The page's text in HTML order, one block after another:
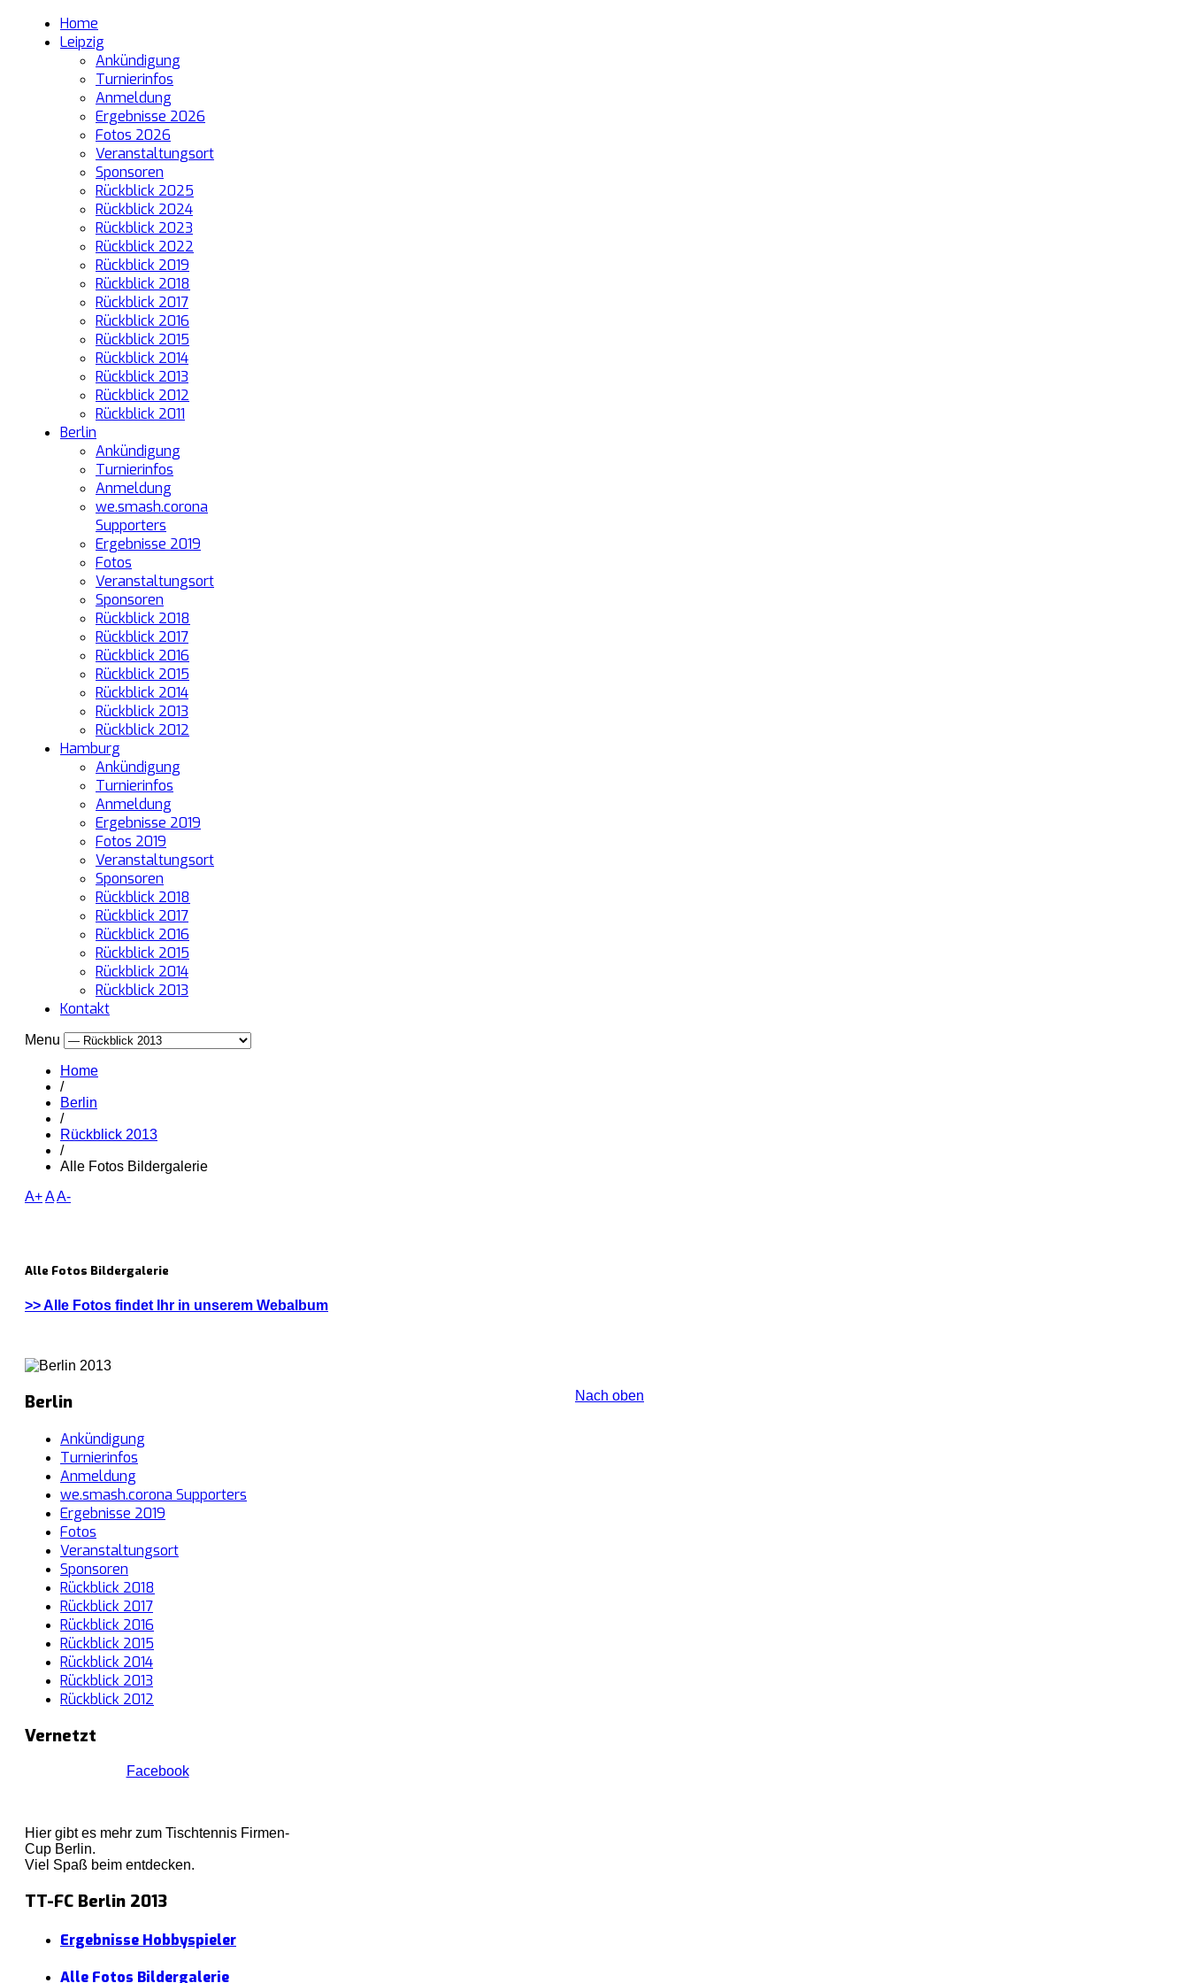
Home
Leipzig
Ankündigung
Turnierinfos
Anmeldung
Ergebnisse 2026
Fotos 2026
Veranstaltungsort
Sponsoren
Rückblick 2025
Rückblick 2024
Rückblick 2023
Rückblick 2022
Rückblick 2019
Rückblick 2018
Rückblick 2017
Rückblick 2016
Rückblick 2015
Rückblick 2014
Rückblick 2013
Rückblick 2012
Rückblick 2011
Berlin
Ankündigung
Turnierinfos
Anmeldung
we.smash.corona
Supporters
Ergebnisse 2019
Fotos
Veranstaltungsort
Sponsoren
Rückblick 2018
Rückblick 2017
Rückblick 2016
Rückblick 2015
Rückblick 2014
Rückblick 2013
Rückblick 2012
Hamburg
Ankündigung
Turnierinfos
Anmeldung
Ergebnisse 2019
Fotos 2019
Veranstaltungsort
Sponsoren
Rückblick 2018
Rückblick 2017
Rückblick 2016
Rückblick 2015
Rückblick 2014
Rückblick 2013
Kontakt
Menu
Home
/
Berlin
/
Rückblick 2013
/
Alle Fotos Bildergalerie
A+AA-
Alle Fotos Bildergalerie
>> Alle Fotos findet Ihr in unserem Webalbum
Nach oben
Berlin
Ankündigung
Turnierinfos
Anmeldung
we.smash.corona Supporters
Ergebnisse 2019
Fotos
Veranstaltungsort
Sponsoren
Rückblick 2018
Rückblick 2017
Rückblick 2016
Rückblick 2015
Rückblick 2014
Rückblick 2013
Rückblick 2012
Vernetzt
Facebook
Hier gibt es mehr zum Tischtennis Firmen-
Cup Berlin.
Viel Spaß beim entdecken.
TT-FC Berlin 2013
Ergebnisse Hobbyspieler
Alle Fotos Bildergalerie